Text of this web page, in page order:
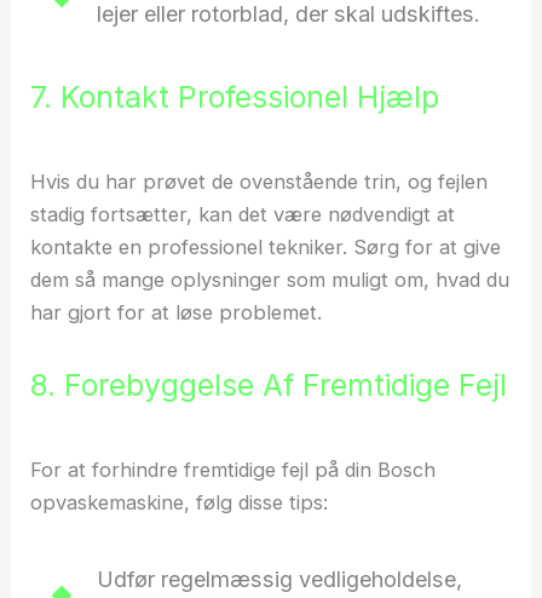
lejer eller rotorblad, der skal udskiftes.
7. Kontakt Professionel Hjælp
Hvis du har prøvet de ovenstående trin, og fejlen
stadig fortsætter, kan det være nødvendigt at
kontakte en professionel tekniker. Sørg for at give
dem så mange oplysninger som muligt om, hvad du
har gjort for at løse problemet.
8. Forebyggelse Af Fremtidige Fejl
For at forhindre fremtidige fejl på din Bosch
opvaskemaskine, følg disse tips:
Udfør regelmæssig vedligeholdelse,